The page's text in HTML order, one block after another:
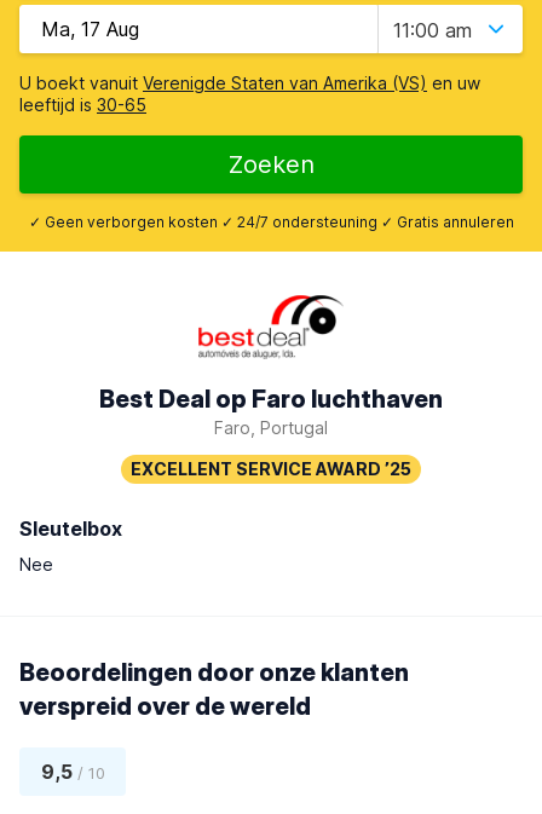
11:00 am
U boekt vanuit Verenigde Staten van Amerika (VS) en uw
leeftijd is 30-65
Zoeken
✓ Geen verborgen kosten ✓ 24/7 ondersteuning ✓ Gratis annuleren
Best Deal op Faro luchthaven
Faro, Portugal
Sleutelbox
Nee
Beoordelingen door onze klanten
verspreid over de wereld
9,5/ 10